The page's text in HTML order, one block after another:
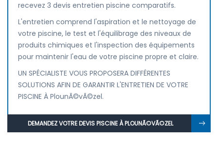
recevez 3 devis entretien piscine comparatifs.
L'entretien comprend l'aspiration et le nettoyage de
votre piscine, le test et l'équilibrage des niveaux de
produits chimiques et l'inspection des équipements
pour maintenir l'eau de votre piscine propre et claire.
UN SPÉCIALISTE VOUS PROPOSERA DIFFÉRENTES
SOLUTIONS AFIN DE GARANTIR L'ENTRETIEN DE VOTRE
PISCINE À PlounÃ©vÃ©zel.
DEMANDEZ VOTRE DEVIS PISCINE À PLOUNÃ©VÃ©ZEL